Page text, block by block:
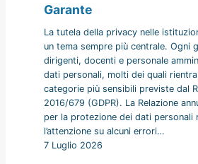
Garante
La tutela della privacy nelle
un tema sempre più centrale. Ogni
dirigenti, docenti e personale
dati personali, molti dei quali
categorie più sensibili previste dal
2016/679 (GDPR). La Relazione
per la protezione dei dati personali
l’attenzione su alcuni errori…
7 Luglio 2026